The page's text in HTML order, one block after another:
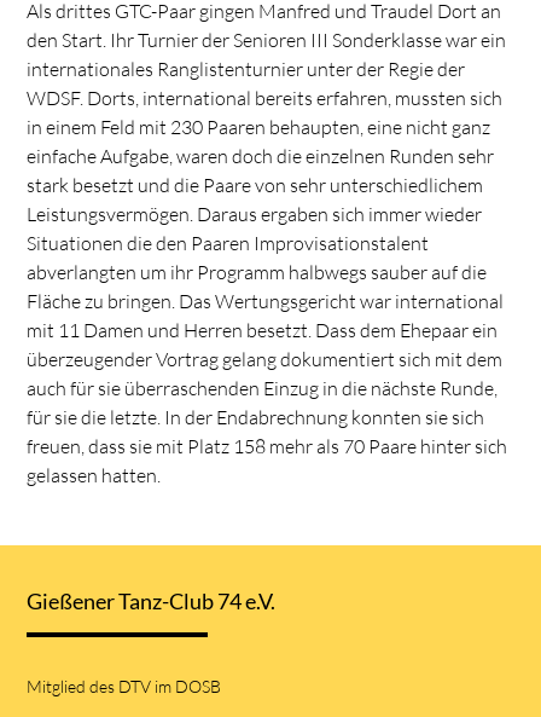
Als drittes GTC-Paar gingen Manfred und Traudel Dort an
den Start. Ihr Turnier der Senioren III Sonderklasse war ein
internationales Ranglistenturnier unter der Regie der
WDSF. Dorts, international bereits erfahren, mussten sich
in einem Feld mit 230 Paaren behaupten, eine nicht ganz
einfache Aufgabe, waren doch die einzelnen Runden sehr
stark besetzt und die Paare von sehr unterschiedlichem
Leistungsvermögen. Daraus ergaben sich immer wieder
Situationen die den Paaren Improvisationstalent
abverlangten um ihr Programm halbwegs sauber auf die
Fläche zu bringen. Das Wertungsgericht war international
mit 11 Damen und Herren besetzt. Dass dem Ehepaar ein
überzeugender Vortrag gelang dokumentiert sich mit dem
auch für sie überraschenden Einzug in die nächste Runde,
für sie die letzte. In der Endabrechnung konnten sie sich
freuen, dass sie mit Platz 158 mehr als 70 Paare hinter sich
gelassen hatten.
Gießener Tanz-Club 74 e.V.
Mitglied des DTV im DOSB